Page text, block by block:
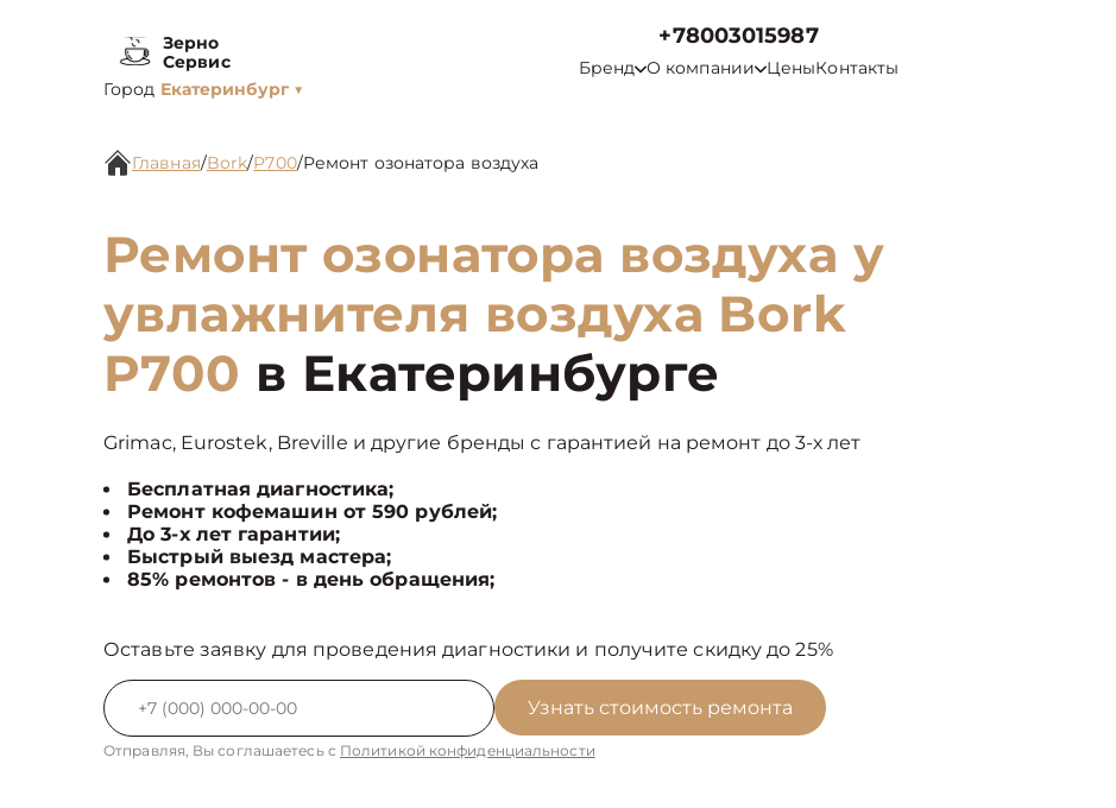
Зерно
Сервис
Город Екатеринбург ▼
+78003015987
Бренд О компании ЦеныКонтакты
Главная/Bork/P700/Ремонт озонатора воздуха
Ремонт озонатора воздуха у
увлажнителя воздуха Bork
P700 в Екатеринбурге
Grimac, Eurostek, Breville и другие бренды с гарантией на ремонт до 3-х лет
Бесплатная диагностика;
Ремонт кофемашин от 590 рублей;
До 3-х лет гарантии;
Быстрый выезд мастера;
85% ремонтов - в день обращения;
Оставьте заявку для проведения диагностики и получите скидку до 25%
Узнать стоимость ремонта
Отправляя, Вы соглашаетесь с Политикой конфиденциальности